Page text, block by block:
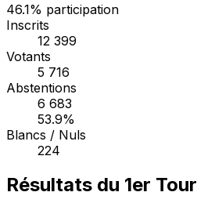
46.1% participation
Inscrits
12 399
Votants
5 716
Abstentions
6 683
53.9%
Blancs / Nuls
224
Résultats du 1er Tour